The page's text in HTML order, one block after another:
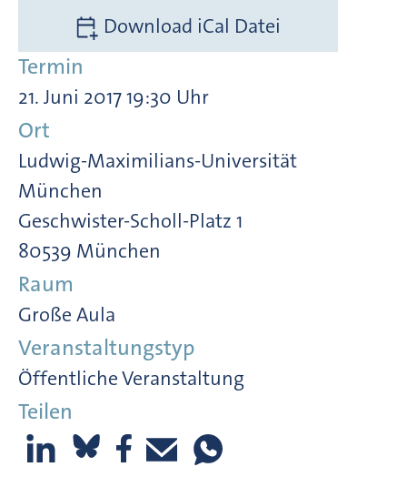
Download iCal Datei
Termin
21. Juni 2017 19:30 Uhr
Ort
Ludwig-Maximilians-Universität
München
Geschwister-Scholl-Platz 1
80539 München
Raum
Große Aula
Veranstaltungstyp
Öffentliche Veranstaltung
Teilen